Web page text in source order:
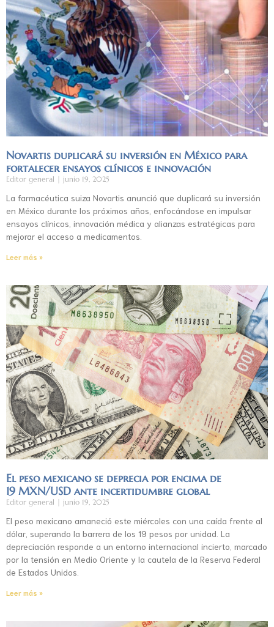
Novartis duplicará su inversión en México para
fortalecer ensayos clínicos e innovación
Editor general junio 19, 2025
La farmacéutica suiza Novartis anunció que duplicará su inversión
en México durante los próximos años, enfocándose en impulsar
ensayos clínicos, innovación médica y alianzas estratégicas para
mejorar el acceso a medicamentos.
Leer más »
El peso mexicano se deprecia por encima de
19 MXN/USD ante incertidumbre global
Editor general junio 19, 2025
El peso mexicano amaneció este miércoles con una caída frente al
dólar, superando la barrera de los 19 pesos por unidad. La
depreciación responde a un entorno internacional incierto, marcado
por la tensión en Medio Oriente y la cautela de la Reserva Federal
de Estados Unidos.
Leer más »